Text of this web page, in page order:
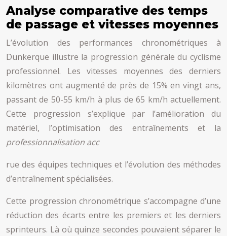
Analyse comparative des temps
de passage et vitesses moyennes
L’évolution des performances chronométriques à
Dunkerque illustre la progression générale du cyclisme
professionnel. Les vitesses moyennes des derniers
kilomètres ont augmenté de près de 15% en vingt ans,
passant de 50-55 km/h à plus de 65 km/h actuellement.
Cette progression s’explique par l’amélioration du
matériel, l’optimisation des entraînements et la
professionnalisation acc
rue des équipes techniques et l’évolution des méthodes
d’entraînement spécialisées.
Cette progression chronométrique s’accompagne d’une
réduction des écarts entre les premiers et les derniers
sprinteurs. Là où quinze secondes pouvaient séparer le